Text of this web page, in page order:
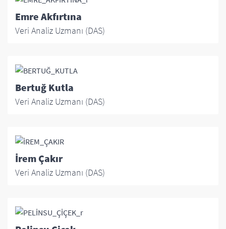
Emre Akfırtına
Veri Analiz Uzmanı (DAS)
Bertuğ Kutla
Veri Analiz Uzmanı (DAS)
İrem Çakır
Veri Analiz Uzmanı (DAS)